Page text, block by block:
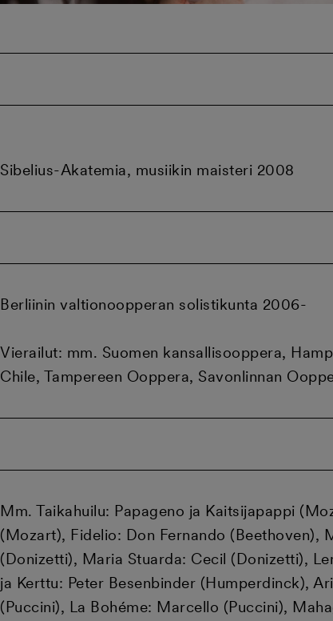
Sibelius-Akatemia, musiikin maisteri 2008
Berliinin valtionoopperan solistikunta 2006-
Vierailut: mm. Suomen kansallisooppera,
Chile, Tampereen Ooppera, Savonlinnan
Mm. Taikahuilu: Papageno ja Kaitsijapappi
(Mozart), Fidelio: Don Fernando (Beethoven),
(Donizetti), Maria Stuarda: Cecil (Donizetti),
ja Kerttu: Peter Besenbinder (Humperdinck),
(Puccini), La Bohéme: Marcello (Puccini),